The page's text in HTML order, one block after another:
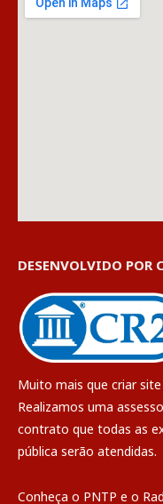
DESENVOLVIDO POR
Muito mais que criar site
Realizamos uma
contrato que todas as
pública serão atendidas.
Conheça o PNTP e o